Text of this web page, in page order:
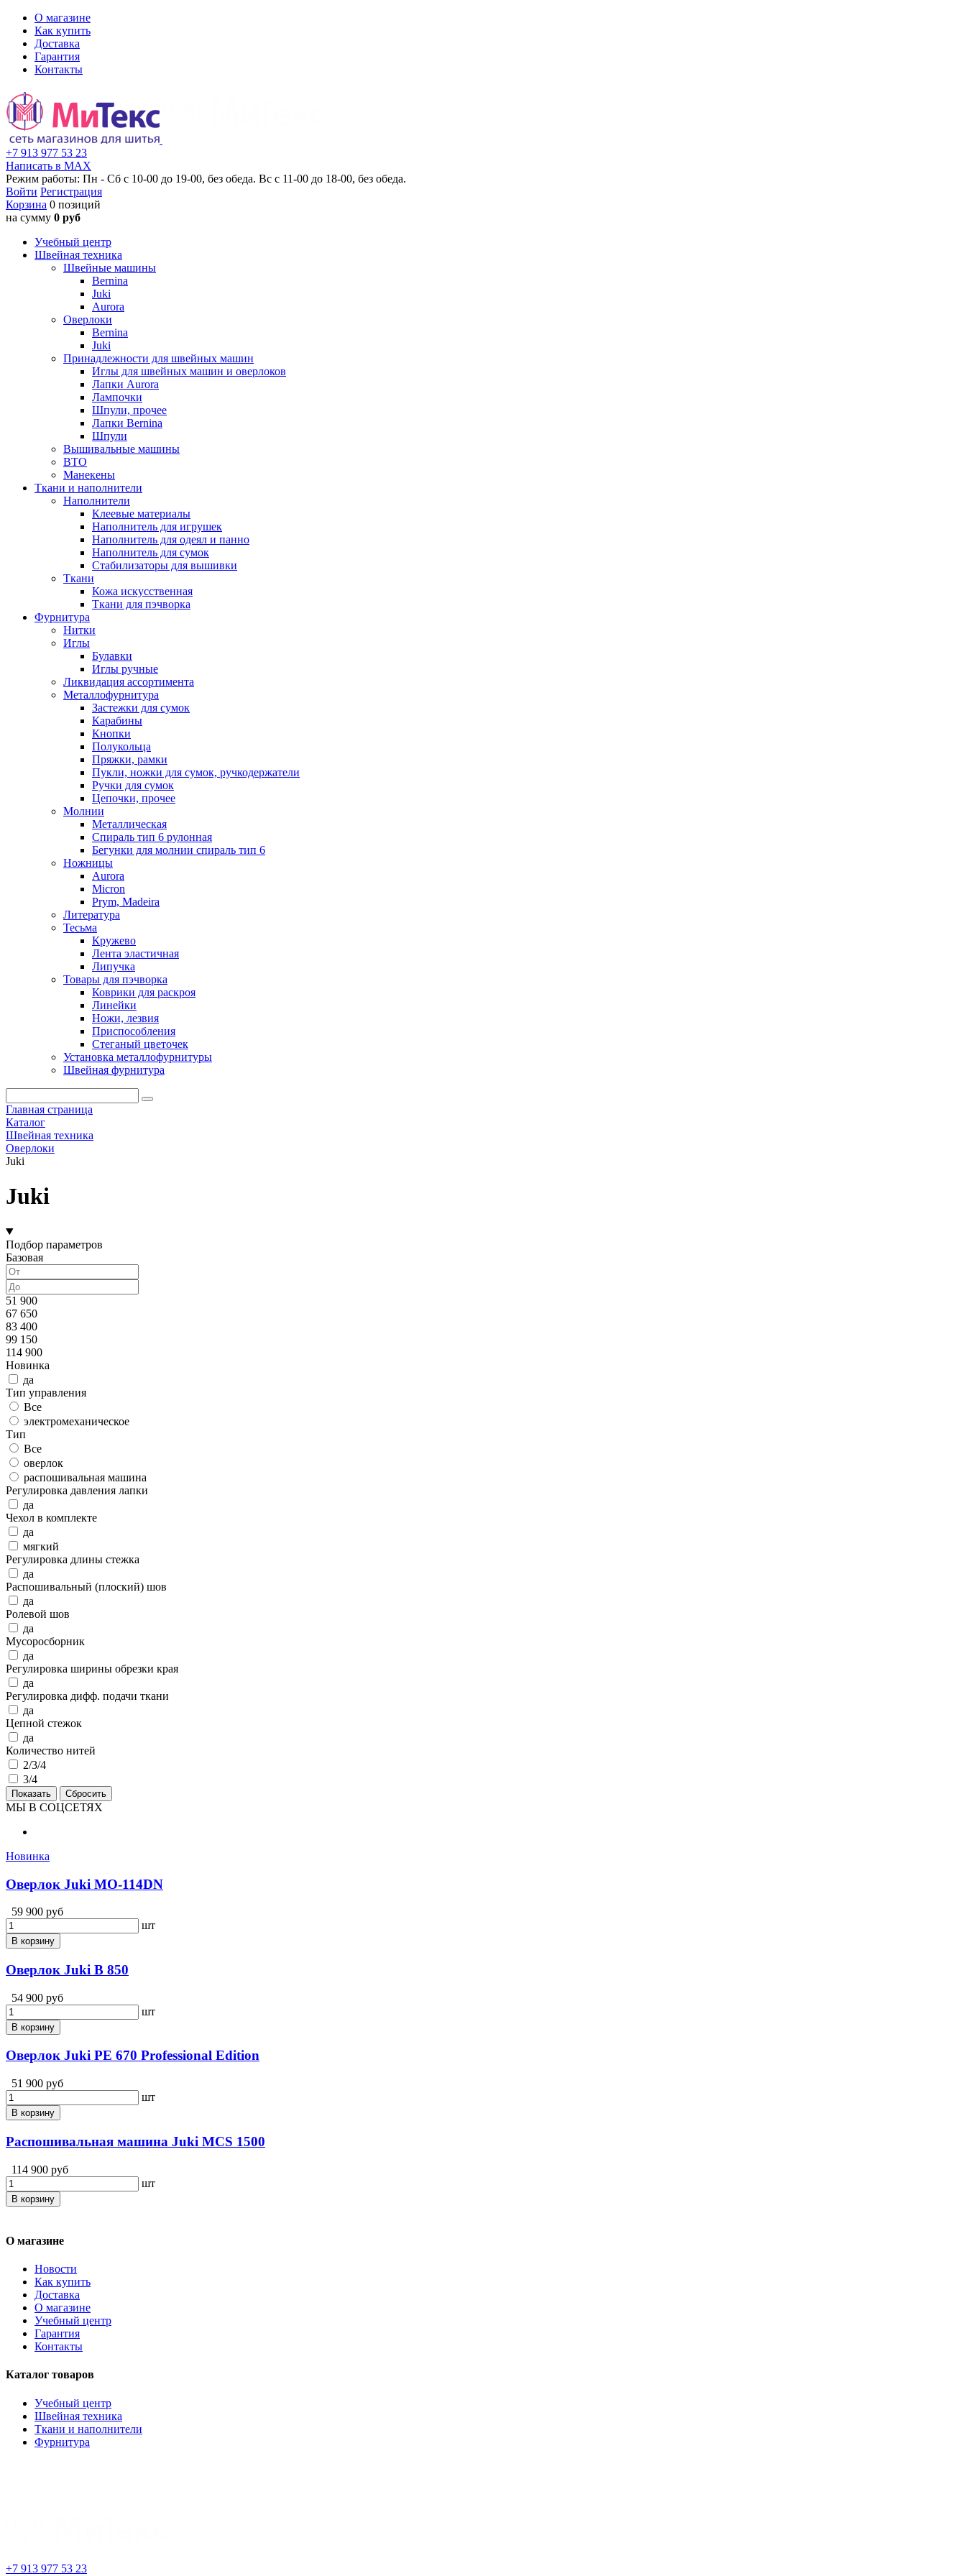
О магазине
Как купить
Доставка
Гарантия
Контакты
+7 913 977 53 23
Написать в MAX
Режим работы: Пн - Сб с 10-00 до 19-00, без обеда. Вс с 11-00 до 18-00, без обеда.
Войти Регистрация
Корзина 0 позиций
на сумму 0 руб
Учебный центр
Швейная техника
Швейные машины
Bernina
Juki
Aurora
Оверлоки
Bernina
Juki
Принадлежности для швейных машин
Иглы для швейных машин и оверлоков
Лапки Aurora
Лампочки
Шпули, прочее
Лапки Bernina
Шпули
Вышивальные машины
ВТО
Манекены
Ткани и наполнители
Наполнители
Клеевые материалы
Наполнитель для игрушек
Наполнитель для одеял и панно
Наполнитель для сумок
Стабилизаторы для вышивки
Ткани
Кожа искусственная
Ткани для пэчворка
Фурнитура
Нитки
Иглы
Булавки
Иглы ручные
Ликвидация ассортимента
Металлофурнитура
Застежки для сумок
Карабины
Кнопки
Полукольца
Пряжки, рамки
Пукли, ножки для сумок, ручкодержатели
Ручки для сумок
Цепочки, прочее
Молнии
Металлическая
Спираль тип 6 рулонная
Бегунки для молнии спираль тип 6
Ножницы
Aurora
Micron
Prym, Madeira
Литература
Тесьма
Кружево
Лента эластичная
Липучка
Товары для пэчворка
Коврики для раскроя
Линейки
Ножи, лезвия
Приспособления
Стеганый цветочек
Установка металлофурнитуры
Швейная фурнитура
Главная страница
Каталог
Швейная техника
Оверлоки
Juki
Juki
Подбор параметров
Базовая
51 900
67 650
83 400
99 150
114 900
Новинка
да
Тип управления
Все
электромеханическое
Тип
Все
оверлок
распошивальная машина
Регулировка давления лапки
да
Чехол в комплекте
да
мягкий
Регулировка длины стежка
да
Распошивальный (плоский) шов
да
Ролевой шов
да
Мусоросборник
да
Регулировка ширины обрезки края
да
Регулировка дифф. подачи ткани
да
Цепной стежок
да
Количество нитей
2/3/4
3/4
МЫ В СОЦСЕТЯХ
Новинка
Оверлок Juki MO-114DN
59 900 руб
шт
В корзину
Оверлок Juki B 850
54 900 руб
шт
В корзину
Оверлок Juki PE 670 Professional Edition
51 900 руб
шт
В корзину
Распошивальная машина Juki MCS 1500
114 900 руб
шт
В корзину
О магазине
Новости
Как купить
Доставка
О магазине
Учебный центр
Гарантия
Контакты
Каталог товаров
Учебный центр
Швейная техника
Ткани и наполнители
Фурнитура
+7 913 977 53 23